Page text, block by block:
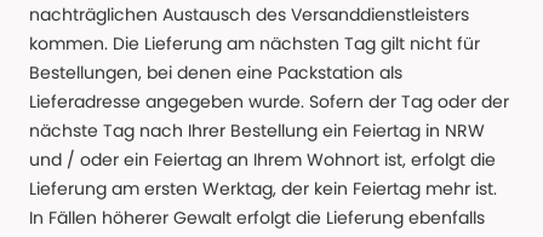
nachträglichen Austausch des Versanddienstleisters
kommen. Die Lieferung am nächsten Tag gilt nicht für
Bestellungen, bei denen eine Packstation als
Lieferadresse angegeben wurde. Sofern der Tag oder der
nächste Tag nach Ihrer Bestellung ein Feiertag in NRW
und / oder ein Feiertag an Ihrem Wohnort ist, erfolgt die
Lieferung am ersten Werktag, der kein Feiertag mehr ist.
In Fällen höherer Gewalt erfolgt die Lieferung ebenfalls